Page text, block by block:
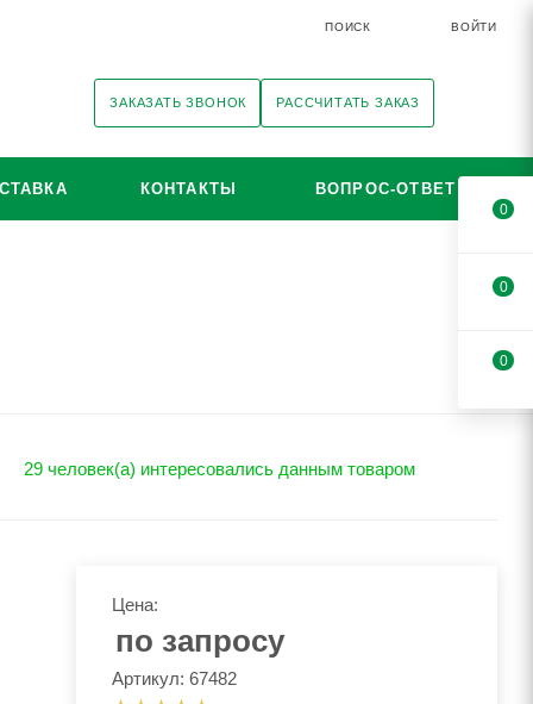
ПОИСК ВОЙТИ
ЗАКАЗАТЬ ЗВОНОК РАССЧИТАТЬ ЗАКАЗ
КОНТАКТЫ ВОПРОС-ОТВЕТ
29 человек(а) интересовались данным товаром
Цена:
по запросу
Артикул: 67482
0
0
0